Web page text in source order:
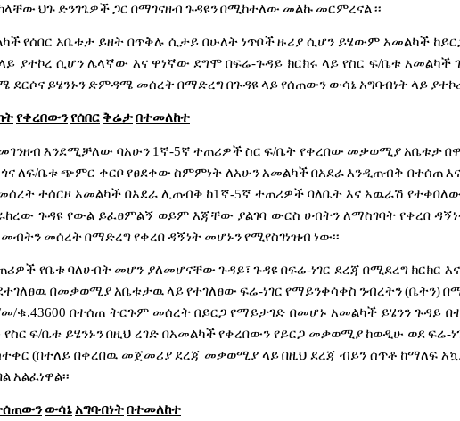
ህጉድንገጌዎች ጋር በማገናዘብ ጉዳዩንበሚከተለው መልኩ መርምረናል፡፡
የሰበር አቤቱታ ይዘት በጥቅሉ ሲታይ በሁለት ነጥቦች ዙሪያ ሲሆን ይሄውም አመልካች
ያተኮረ ሲሆን ሌላኛው እና ዋነኛው ደግሞ በፍሬ-ጉዳይ ክርክሩ ላይ የስር ፍ/ቤቱ አመልካች
ደርሶና ይሄንኑንድምዳሜ መሰረትበማድረግበጉዳዩላይየሰጠውን ውሳኔአግባብነትላይ
የቀረበውንየሰበር ቅሬታበተመለከተ
እንደሚቻለው ባአሁን 1 ኛ-5ኛ ተጠሪዎች ስር ፍ/ቤት የቀረበው መቃወሚያ አቤቱታ
ለፍ/ቤቱ ጭምር ቀርቦ የፀደቀው ስምምነት ለአሁን አመልካች በአደራ እንዲጠብቅ በተሰጠ እና
ተሰርዞ አመልካች በአደራ ሊጠብቅ ከ1 ኛ-5ኛ ተጠሪዎች ባለቤት እና አዉራሽ
ጉዳዩ የውል ይፈፀምልኝ ወይም እጃቸው ያልገባ ውርስ ሀብትን ለማስገባት የቀረበ
መብትን መሰረትበማድረግየቀረበዳኝነት መሆኑንየሚየስገነዝብ ነው፡፡
የቤቱ ባለሀብት መሆን ያለመሆናቸው ጉዳይ፣ ጉዳዩ በፍሬ-ነገር ደረጃ በሚደረግ ክርክር እና
በመቃወሚያ አቤቱታዉ ላይ የተገለፀው ፍሬ-ነገር የማይንቀሳቀስ ንብረትን(ቤትን)
መ/ቁ.43600 በተሰጠ ትርጉም መሰረት በይርጋ የማይታገድ በመሆኑ አመልካች ይሄንን ጉዳይ
የስር ፍ/ቤቱ ይሄንኑን በዚህ ረገድ በአመልካች የቀረበውን የይርጋ መቃወሚያ ከወዲሁ ወደ ፍሬ-
(በተለይ በቀረበዉ መጀመሪያ ደረጃ መቃወሚያ ላይ በዚህ ደረጃ ብይን ሰጥቶ ከማለፍ
አልፈነዋል፡፡
ውሳኔአግባብነትበተመለከተ